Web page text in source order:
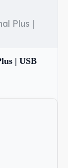
Plus |
| USB